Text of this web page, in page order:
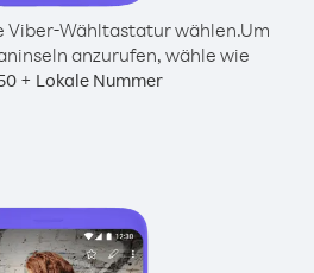
Viber-Wähltastatur wählen.Um
anzurufen, wähle wie
+ Lokale Nummer